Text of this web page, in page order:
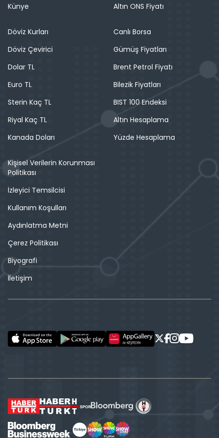
Künye
Altın ONS Fiyatı
Döviz Kurları
Döviz Çevirici
Dolar TL
Euro TL
Sterin Kaç TL
Riyal Kaç TL
Kanada Doları
Canlı Borsa
Gümüş Fiyatları
Brent Petrol Fiyatı
Bilezik Fiyatları
BIST 100 Endeksi
Altın Hesaplama
Yüzde Hesaplama
Kişisel Verilerin Korunması
Politikası
İzleyici Temsilcisi
Kullanım Koşulları
Aydınlatma Metni
Çerez Politikası
Biyografi
İletişim